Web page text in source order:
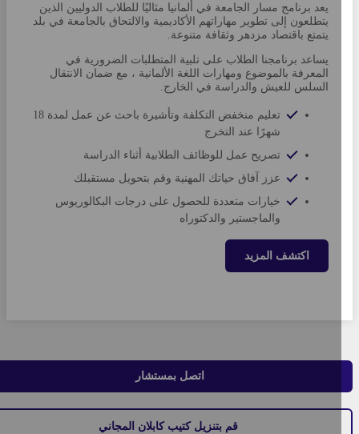
يعد برنامج مسار الجامعة في ألمانيا مثاليًا للطلاب الدوليين الذين
يتطلعون إلى تطوير مهاراتهم الأكاديمية والالتحاق بالجامعة في بلد
يتمتع باقتصاد مزدهر وثقافة متنوعة.
يساعد برنامجنا الطلاب على تلبية المتطلبات الضرورية في
المعرفة بالموضوع ومهارات اللغة الألمانية ، مع ضمان الانتقال
السلس للعيش والدراسة في الخارج.
تعليم منخفض التكلفة وتأشيرة باحث عن عمل لمدة 18
شهرًا عند التخرج
تصريح عمل للوظائف الطلابية أثناء الدراسة
عزز آفاق حياتك المهنية وقم بتحويل مستقبلك
خيارات متعددة للحصول على درجات البكالوريوس
والماجستير والدكتوراه
اكتشف المزيد
اتصل بمستشار
قم بتنزيل كتيب كابلان المجاني